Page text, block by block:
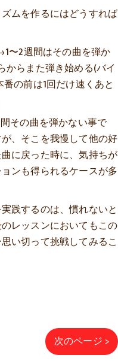
ムを作るにはどうすれば
〜2週間はその曲を弾か
らまた弾き始める(バイ
の前は1回だけ速くあと
その曲を弾かない事で
、そこを我慢して他の好
に戻った時に、気持ちが
ンも得られるケースが多
践するのは、慣れないと
レッスンにおいてもこの
い切って挑戦してみるこ
次のページ >